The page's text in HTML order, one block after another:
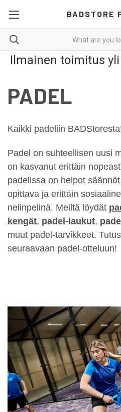
BADSTORE
Ilmainen toimitus
PADEL
Kaikki padeliin
Padel on suhteellisen uusi
on kasvanut erittäin
padelissa on helpot
opittava ja erittäin
nelinpelinä. Meiltä löydät
kengät, padel-laukut,
muut padel-tarvikkeet.
seuraavaan padel-otteluun!